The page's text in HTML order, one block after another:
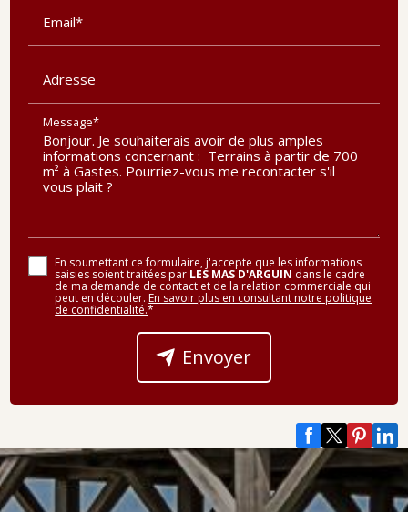
Email*
Adresse
Message*
En soumettant ce formulaire, j'accepte que les informations
saisies soient traitées par LES MAS D'ARGUIN dans le cadre
de ma demande de contact et de la relation commerciale qui
peut en découler.En savoir plus en consultant notre politique
de confidentialité.*
Envoyer